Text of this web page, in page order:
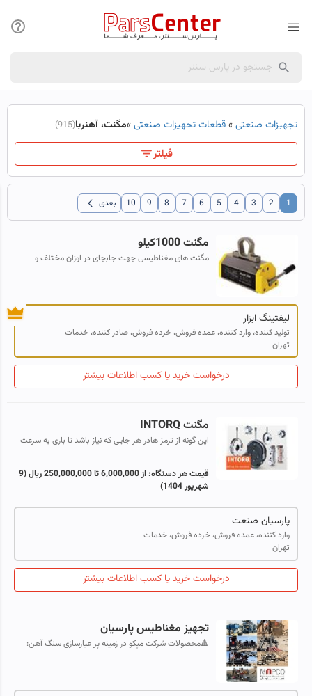
تجهیزات صنعتی»قطعات تجهیزات صنعتی»مگنت، آهنربا(915)
فیلتر
1
2
3
4
5
6
7
8
9
10 بعدی chevron_left
مگنت 1000کیلو
مگنت های مغناطیسی جهت جابجای در اوزان مختلف و
لیفتینگ ابزار
تولید کننده، وارد کننده، عمده فروش، خرده فروش، صادر کننده، خدمات
تهران
درخواست خرید یا کسب اطلاعات بیشتر
مگنت INTORQ
این گونه از ترمز هادر هر جایی که نیاز باشد تا باری به سرعت
قیمت هر دستگاه:از 6,000,000 تا 250,000,000 ریال
(9
شهریور 1404)
پارسیان صنعت
وارد کننده، عمده فروش، خرده فروش، خدمات
تهران
درخواست خرید یا کسب اطلاعات بیشتر
تجهیز مغناطیس پارسیان
🔺محصولات شرکت مپکو در زمینه پر عیارسازی سنگ آهن: